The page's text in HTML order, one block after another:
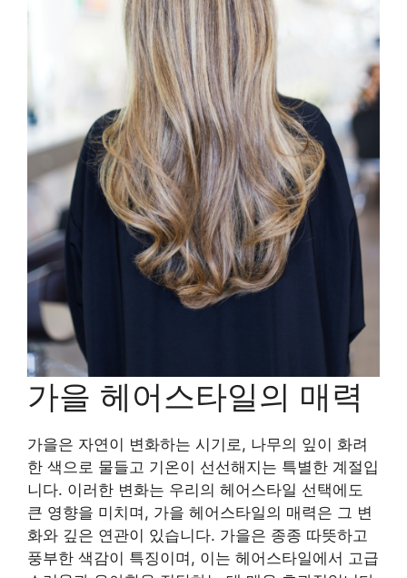
가을 헤어스타일의 매력
가을은 자연이 변화하는 시기로, 나무의 잎이 화려
한 색으로 물들고 기온이 선선해지는 특별한 계절입
니다. 이러한 변화는 우리의 헤어스타일 선택에도
큰 영향을 미치며, 가을 헤어스타일의 매력은 그 변
화와 깊은 연관이 있습니다. 가을은 종종 따뜻하고
풍부한 색감이 특징이며, 이는 헤어스타일에서 고급